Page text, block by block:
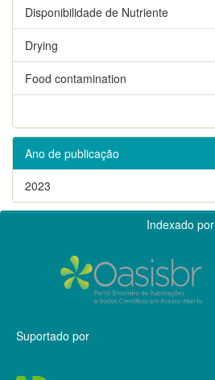
Disponibilidade de Nutriente
Drying
Food contamination
Ano de publicação
2023
Indexado por
Suportado por